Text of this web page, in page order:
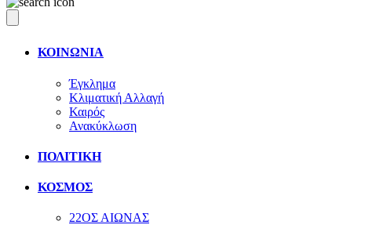
ΚΟΙΝΩΝΙΑ
Έγκλημα
Κλιματική Αλλαγή
Καιρός
Ανακύκλωση
ΠΟΛΙΤΙΚΗ
ΚΟΣΜΟΣ
22ΟΣ ΑΙΩΝΑΣ